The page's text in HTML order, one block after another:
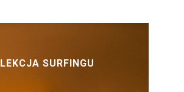
LEKCJA SURFINGU